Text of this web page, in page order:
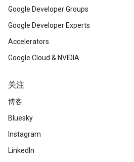
Google Developer Groups
Google Developer Experts
Accelerators
Google Cloud & NVIDIA
关注
博客
Bluesky
Instagram
LinkedIn